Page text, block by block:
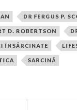
DR FERGUS P.
D. ROBERTSON
ÎNSĂRCINATE
SARCINĂ